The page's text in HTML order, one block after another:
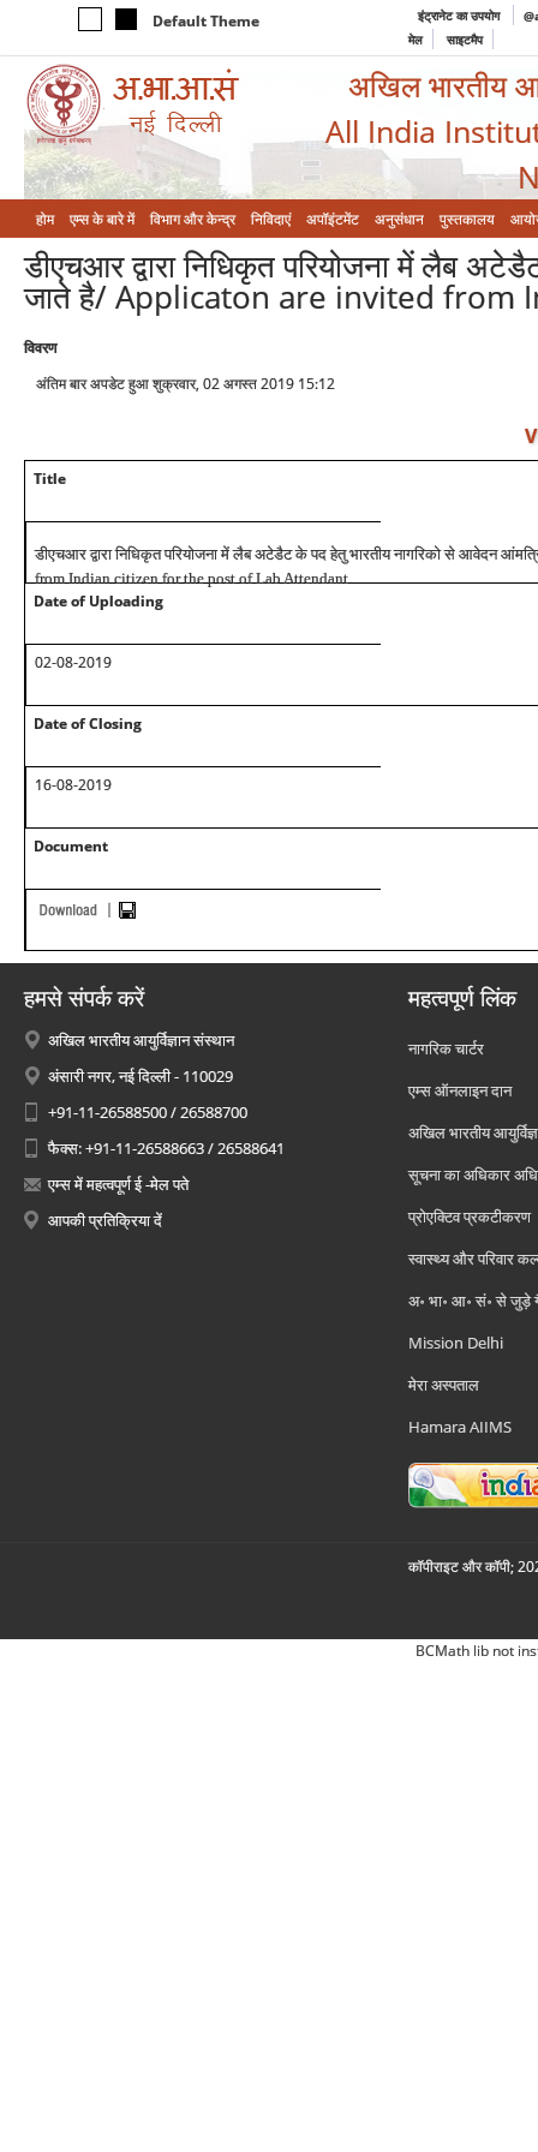
Default Theme इंट्रानेट का उपयोग
मेल
साइटमैप
अखिल भारतीय
All India
होम एम्‍स के बारे में विभाग और केन्‍द्र निविदाएं अपॉइंटमेंट अनुसंधान पुस्तकालय
डीएचआर द्वारा निधिकृत परियोजना में लैब
जाते है/ Applicaton are invited
विवरण
अंतिम बार अपडेट हुआ शुक्रवार, 02 अगस्त 2019 15:12
Title
डीएचआर द्वारा निधिकृत परियोजना में लैब अटेडैट के पद हेतु भारतीय नागरिको से आवेदन
from Indian citizen for the post of Lab Attendant
Date of Uploading
02-08-2019
Date of Closing
16-08-2019
Document
हमसे संपर्क करें
अखिल भारतीय आयुर्विज्ञान संस्थान
अंसारी नगर, नई दिल्ली - 110029
+91-11-26588500 / 26588700
फैक्स: +91-11-26588663 / 26588641
एम्स में महत्वपूर्ण ई -मेल पते
आपकी प्रतिक्रिया दें
महत्वपूर्ण लिंक
नागरिक चार्टर
एम्स ऑनलाइन दान
अखिल भारतीय
सूचना का अधिकार
प्रोएक्टिव प्रकटीकरण
स्वास्थ्य और परिवार
अ॰ भा॰ आ॰ सं॰ से जुड़े
Mission Delhi
मेरा अस्पताल
Hamara AIIMS
कॉपीराइट और कॉपी;
BCMath lib not